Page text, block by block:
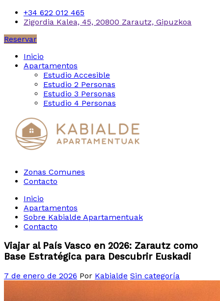
+34 622 012 465
Zigordia Kalea, 45, 20800 Zarautz, Gipuzkoa
Reservar
Inicio
Apartamentos
Estudio Accesible
Estudio 2 Personas
Estudio 3 Personas
Estudio 4 Personas
Zonas Comunes
Contacto
Inicio
Apartamentos
Sobre Kabialde Apartamentuak
Contacto
Viajar al País Vasco en 2026: Zarautz como
Base Estratégica para Descubrir Euskadi
7 de enero de 2026 Por Kabialde Sin categoría